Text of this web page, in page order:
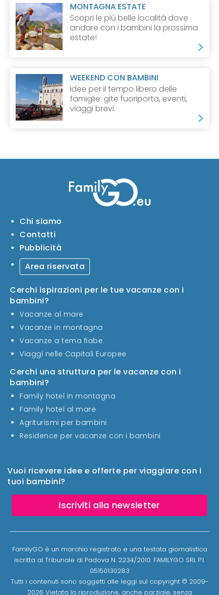
MONTAGNA ESTATE
Scopri le più belle località dove
andare con i bambini la prossima
estate!
WEEKEND CON BAMBINI
Idee per il tempo libero delle
famiglie: gite fuoriporta, eventi,
viaggi brevi.
Vuoi ricevere idee e offerte per viaggiare con i
tuoi bambini?
Iscriviti alla newsletter
Chi siamo
Contatti
Pubblicità
Area riservata
Cerchi ispirazioni per le tue vacanze con i
bambini?
Vacanze al mare
Vacanze in montagna
Vacanze a tema fiabe
Viaggi nelle Capitali Europee
Cerchi una struttura per le vacanze con i
bambini?
Family hotel in montagna
Family hotel al mare
Agriturismi per bambini
Residence per vacanze con i bambini
FamilyGO è un marchio registrato e una testata giornalistica
iscritta al Tribunale di Padova N. 2234/2010. FAMILYGO SRL P.I.
05150130283
Tutti i contenuti sono soggetti alle leggi sul copyright © 2009-
2026 Vietata la riproduzione, anche parziale, senza